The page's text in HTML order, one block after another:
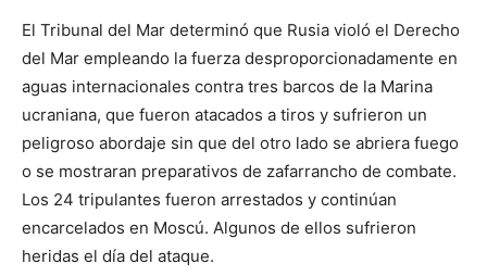
El Tribunal del Mar determinó que Rusia violó el Derecho
del Mar empleando la fuerza desproporcionadamente en
aguas internacionales contra tres barcos de la Marina
ucraniana, que fueron atacados a tiros y sufrieron un
peligroso abordaje sin que del otro lado se abriera fuego
o se mostraran preparativos de zafarrancho de combate.
Los 24 tripulantes fueron arrestados y continúan
encarcelados en Moscú. Algunos de ellos sufrieron
heridas el día del ataque.